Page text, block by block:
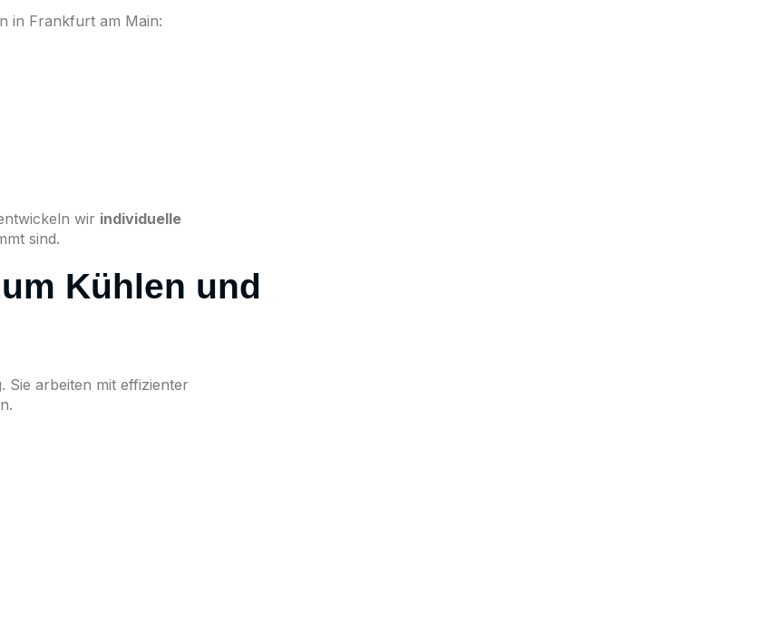
in Frankfurt am Main:
wir individuelle
sind.
Kühlen und
Sie arbeiten mit effizienter